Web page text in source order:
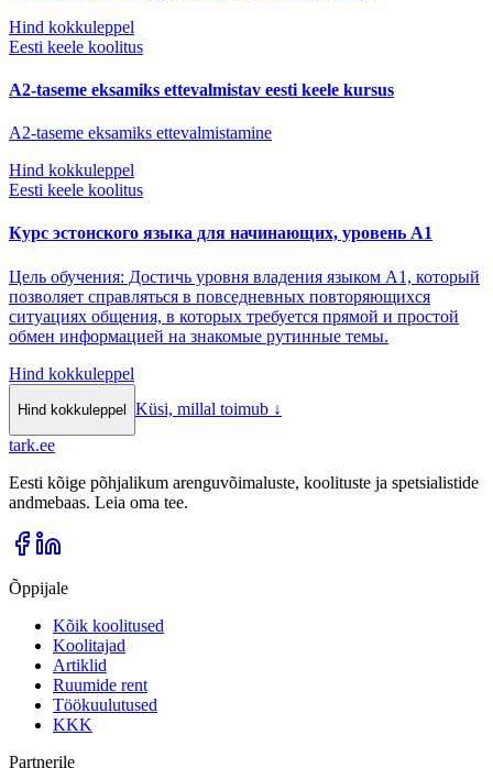
Hind kokkuleppel
Eesti keele koolitus
A2-taseme eksamiks ettevalmistav eesti keele kursus
A2-taseme eksamiks ettevalmistamine
Hind kokkuleppel
Eesti keele koolitus
Курс эстонского языка для начинающих, уровень А1
Цель обучения: Достичь уровня владения языком A1, который
позволяет справляться в повседневных повторяющихся
ситуациях общения, в которых требуется прямой и простой
обмен информацией на знакомые рутинные темы.
Hind kokkuleppel
Hind kokkuleppel Küsi, millal toimub ↓
tark.ee
Eesti kõige põhjalikum arenguvõimaluste, koolituste ja spetsialistide
andmebaas. Leia oma tee.
Õppijale
Kõik koolitused
Koolitajad
Artiklid
Ruumide rent
Töökuulutused
KKK
Partnerile